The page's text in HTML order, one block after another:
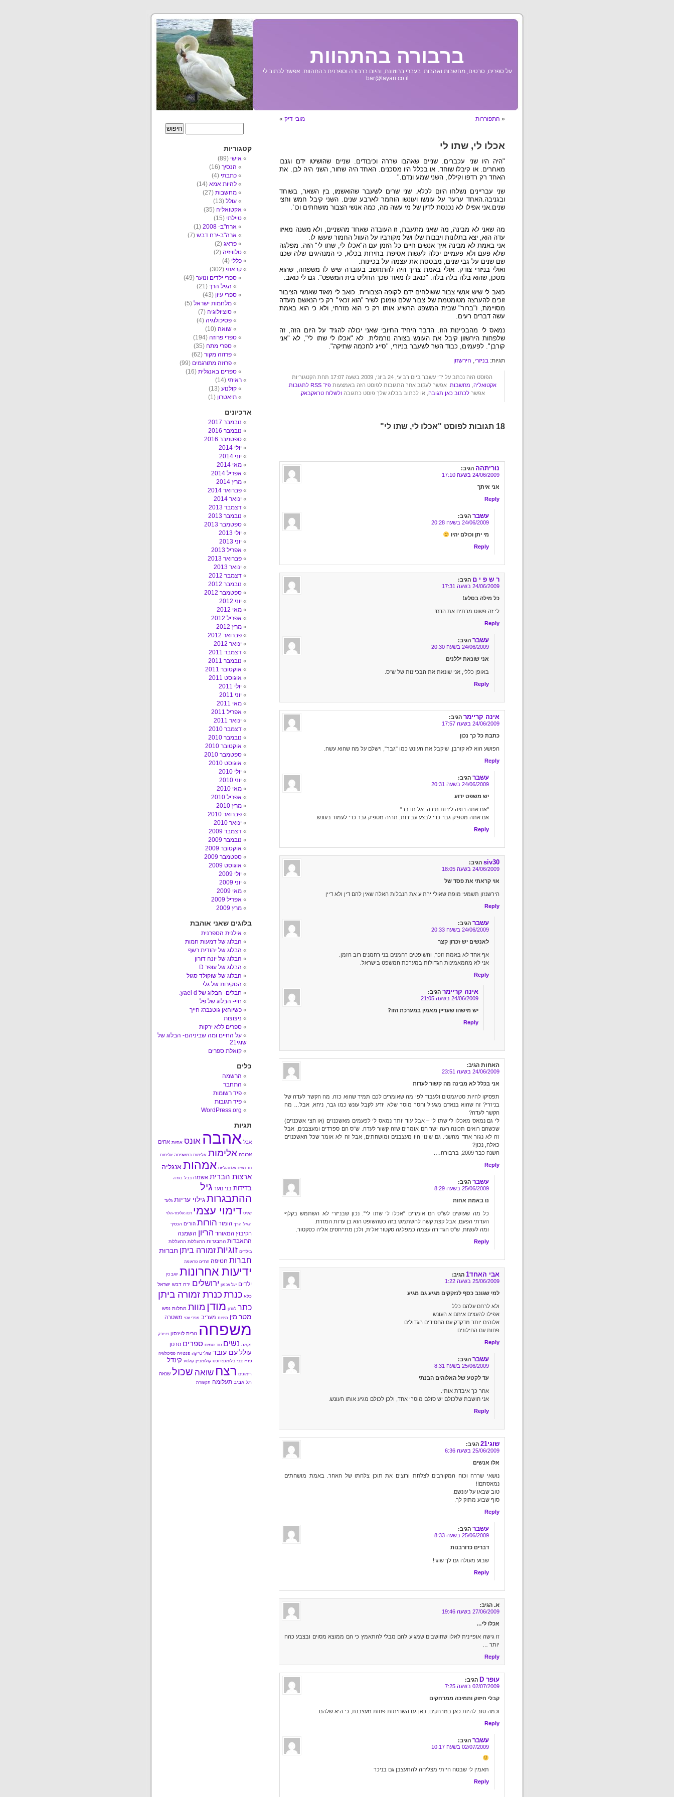
ברבורה בהתהוות
על ספרים, סרטים, מחשבות ואהבות. בעברי ברווזונת, והיום ברבורה וספרנית בהתהוות. אפשר לכתוב לי
bar@tayari.co.il
« התפוררות מובי דיק »
אכלו לי, שתו לי
"היה היו שני עכברים. שניים שאהבו שררה וכיבודים. שניים שהושיטו ידם וגנבו
מאחרים. או קיבלו שוחד. או בכלל היו מסכנים. האחד היה שחור, השני היה לבן. את
האחד רק רדפו וקיללו, השני שמע ונדם."
שני עבריינים נשלחו היום לכלא. שני שרים לשעבר שהואשמו, בין השאר, בשוחד
ובגניבה.האחד ערער על עונשו ועונשו הוחמר לארבע שנים. השני קיבל חמש וחצי
שנים.אני אפילו לא נכנסת לדיון של מי עשה מה, כמה אנשי הצבור מושחתים וכו`.
מה שאני לא מבינה, מה שאני מתעבת, זו העובדה שאחד מהשניים, ולא משנה מאיזו
עדה הוא, יצא בתלונות ויבבות שלו ושל מקורביו על העוול החמור שעשו לו.
אני באמת לא מבינה איך אנשים חיים כל הזמן עם ה"אכלו לי, שתו לי" הזה. מפלגה
שלא פעם ולא פעמיים יכלה לעשות אסיפת בחירות בכלא, כי המנהיגים שלה שכנו
שם שנים על גבי שנים, מבססת את עצמה על בכיינות.
ואולי בניזרי צודק. אולי באמת צריך היה להתחשב בעובדה שיש לו משפחה, שהוא
מסכן, שהוא בלה בלה בלה. "כואב לו מאוד שכך החליט בית המשפט". גם לי כואב.
כואב לי שיש אנשי צבור ששולחים ידם לקופה הצבורית. כואב לי מאוד שאנשי הציבור
זוכים להערצה מטומטמת של צבור שלם שמוכן לשיר "הוא זכאי" רק כי הנאשם מעדה
מסויימת, ו"ברור" שבית המשפט הרשיע אותו רק כי הוא מזרחי, ולא כי הוא באמת
עשה דברים רעים.
נמאס לי מהבכיינות הזו. הדבר היחיד החיובי שאני יכולה להגיד על היום הזה, זה
שלפחות הירשזון קיבל את העונש בצורה נורמלית. לא "אכלו לי שתו לי", לא "אני
קורבן". לפעמים, כבוד השר לשעבר בניזרי, "סייג לחכמה שתיקה".
תגיות: בניזרי, הירשזון
הפוסט הזה נכתב על ידי עשבר ביום רביעי, 24 ביוני, 2009 בשעה 17:07 תחת הקטגוריות
אקטואליה מחשבות . אפשר לעקוב אחר התגובות לפוסט הזה באמצעות פיד RSS לתגובות
אפשרלכתוב כאן תגובה , או לכתוב בבלוג שלך פוסט כתגובה ולשלוח טראקבאק
18 תגובות לפוסט "אכלו לי, שתו לי"
נוריתהה הגיב:
24/06/2009 בשעה 17:10
אני איתך
Reply
עשבר הגיב:
24/06/2009 בשעה 20:28
מי יתן וכולם יהיו
Reply
ר ש פ י ם הגיב:
24/06/2009 בשעה 17:31
כל מילה בסלע!
לי זה פשוט מרתיח את הדם!
Reply
עשבר הגיב:
24/06/2009 בשעה 20:30
אני שונאת יללנים
באופן כללי, אני שונאת את הבכיינות של ש"ס.
Reply
אינה קריימר הגיב:
24/06/2009 בשעה 17:57
כתבת כל כך נכון
הפושע הוא לא קורבן, שיקבל את העונש כמו "גבר", וישלם על מה שהוא עשה.
Reply
עשבר הגיב:
24/06/2009 בשעה 20:31
יש משפט ידוע
"אם אתה רוצה לירות תירה, אל תדבר".
אם אתה מספיק גבר כדי לבצע עבירות, תהיה מספיק גבר כדי לעמוד בעונש.
Reply
siv30 הגיב:
24/06/2009 בשעה 18:05
אוי קראתי את פסד של
הירשנזון תשמעי מופת שאולי ירתיע את הנבלות האלה שאין להם דין ולא דיין
Reply
עשבר הגיב:
24/06/2009 בשעה 20:33
לאנשים יש זכרון קצר
אף אחד לא באמת זוכר, והשופטים רחמנים בני רחמנים רוב הזמן.
אני לא מהמאמינות הגדולות במערכת המשפט בישראל.
Reply
אינה קריימר הגיב:
24/06/2009 בשעה 21:05
יש מישהו שעדיין מאמין במערכת הזו?
Reply
האחות הגיב:
24/06/2009 בשעה 23:51
אני בכלל לא מבינה מה קשור לעדות
תפסיקו להיות סטיגמטים ולעבוד לפי מה שאומרים לכם תמיד שהוא כזה. מה הקשר לעדה של
בניזרי? זה שהוא בנאדם מגעיל וחסר מוסר שלא יודע לקבל עונש כמו גבר, ניחא, אבל… מה
הקשר לעדה?
לי גם נמאס מאכלו לי שתו לי – אבל עוד יותר נמאס לי לפעמים מאשכנזים (או חצי אשכנזים)
שכשהם רואים תכונה רעה ישר הם אומרים שזה קשור לעדה. ש"ס הם ספרדים ומעצבנים, אבל
זה לא נגזר אחד מהשני. גם שינוי היו מעצבנים ומושחתים, אבל זה לא אומר שכל האשכנזים
כאלה, נכון?
השנה כבר 2009, ברבורה….
Reply
עשבר הגיב:
25/06/2009 בשעה 8:29
נו באמת אחות
כל מה שעושים לש"ס הם אומרים "אכלו לי שתו לי". נכון שבניזרי לא השתמש בקלף
העדתי הפעם, אבל קצת קשה להשתמש בזה כשהשופט הוא בן עדות המזרח.
ומה לעשות, ש"ס הגדירה עצמה כמפלגה סקטוריאלית, ולכן מתייחסים אליה כסקטור.
Reply
אבי האחד1
הגיב:
25/06/2009 בשעה 1:22
למי שגונב כסף לנזקקים מגיע גם מגיע
ולא לרחם עלהם כלל
אפילו להעצים איתם א העונש
אלוהים יותר מדקדק עם החסידים הגדולים
פחות עם החילונים
Reply
עשבר הגיב:
25/06/2009 בשעה 8:31
עד לקטע של האלוהים הבנתי
אחר כך איבדת אותי.
אני חושבת שלכולם יש סולם מוסרי אחד, ולכן לכולם מגיע אותו העונש.
Reply
שוגי21
הגיב:
25/06/2009 בשעה 6:36
אלו אנשים
נושאי שררה וכוח המקורבים לצלחת ורוצים את תוכן צלחתו של האחר. באמת מושחתים
נמאסתם!!
טוב שבאו על עונשם.
סוף שבוע מתוק לך.
Reply
עשבר הגיב:
25/06/2009 בשעה 8:33
דברים כדורבנות
שבוע מעולה גם לך שוגי!
Reply
א. הגיב:
27/06/2009 בשעה 19:46
אכלו לי…
זו גישה אופיינית לאלו שחושבים שמגיע להם מבלי להתאמץ כי הם ממוצא מסוים ובצבע כהה
יותר …
Reply
עופר D
הגיב:
02/07/2009 בשעה 7:25
קבלי חיזוק ותמיכה ממרחקים
וכמה טוב להיות כאן במרחקים. כאן גם השחיתות פחות מעצבנת, כי היא שלהם.
Reply
עשבר הגיב:
02/07/2009 בשעה 10:17
תאמין לי שבטח הייתי מצליחה להתעצבן גם בניכר
Reply
קטגוריות
אישי (89)
הנסיך (16)
כתבתי (4)
להיות אמא (14)
מחשבות (27)
עולל (13)
אקטואליה (35)
טיילתי (15)
ארה"ב- 2008
(1)
ארה"ב-ירח דבש (7)
פראג (2)
טלוויזיה (2)
כללי (4)
קראתי (302)
ספרי ילדים ונוער (49)
הגיל הרך (21)
ספרי עיון (43)
מלחמות ישראל (5)
סוציולוגיה (7)
פסיכולוגיה (4)
שואה (10)
ספרי פרוזה (194)
ספרי מתח (35)
פרוזה מקור (62)
פרוזה מתורגמים (99)
ספרים באנגלית (16)
ראיתי (14)
קולנוע (13)
תיאטרון (1)
ארכיונים
נובמבר 2017
נובמבר 2016
ספטמבר 2016
יולי 2014
יוני 2014
מאי 2014
אפריל 2014
מרץ 2014
פברואר 2014
ינואר 2014
דצמבר 2013
נובמבר 2013
ספטמבר 2013
יולי 2013
יוני 2013
אפריל 2013
פברואר 2013
ינואר 2013
דצמבר 2012
נובמבר 2012
ספטמבר 2012
יוני 2012
מאי 2012
אפריל 2012
מרץ 2012
פברואר 2012
ינואר 2012
דצמבר 2011
נובמבר 2011
אוקטובר 2011
אוגוסט 2011
יולי 2011
יוני 2011
מאי 2011
אפריל 2011
ינואר 2011
דצמבר 2010
נובמבר 2010
אוקטובר 2010
ספטמבר 2010
אוגוסט 2010
יולי 2010
יוני 2010
מאי 2010
אפריל 2010
מרץ 2010
פברואר 2010
ינואר 2010
דצמבר 2009
נובמבר 2009
אוקטובר 2009
ספטמבר 2009
אוגוסט 2009
יולי 2009
יוני 2009
מאי 2009
אפריל 2009
מרץ 2009
בלוגים שאני אוהבת
אילנית הספרנית
הבלוג של דמעות חמות
הבלוג של יהודית רשף
הבלוג של יונה דורון
הבלוג של עופר D
הבלוג של שוקולד סגול
הסקירות של גלי
חבלים- הבלוג של yael d.
חיי- הבלוג של פל
כשיוהאן גוטנברג חייך
ניצוצות
ספרים ללא ירקות
על החיים ומה שביניהם- הבלוג של
שוגי21
קואלת ספרים
כלים
הרשמה
התחבר
פיד רשומות
פיד תגובות
WordPress.org
תגיות
אבל אהבה אונס אחיות אחים
אכזבה אלימות אלימות במשפחה אלימות
נגד נשים אלכוהוליזם אמהותאנגליה
ארצות הברית אשמה בבל בגידה
בדידות בני נוער גיל
ההתבגרות גילוי עריות גלעד
שליט דימוי עצמי דנה אלעזר-הלוי
הגיל הרך הומור הורות הורים הנסיך
הקיבוץ המאוחד הריון השמנה
התאבדות התבגרות התעללות התעללות
בילדים זוגיותזמורה ביתן חברוּת
חברות חטיפה חרדים טראומה
ידיעות אחרונות יואב כץ
ילדים יעל אכמון ירושלים ירח דבש ישראל
כלא כנרת כנרת זמורה ביתן
כתר לונדון מודן מוות מחלות נפש
מטר מין מיניות מעריב מפרי עטי משטרה
משפחה נורית לוינסון ניו יורק
נקמה נשים סוד סמים ספרים סרטן
עולל עם עובד פוליטיקה פנטזיה פסיכולוגיה
פריז צבי בלומנפרוכט קולומביין קולנוע קינדל
רימונים רצח שואה שכול שנאה
תל אביב תעלומה תקשורת